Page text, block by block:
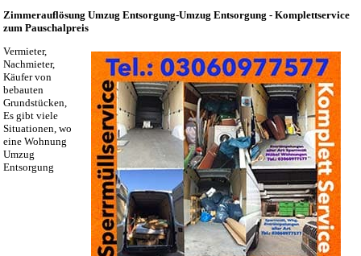
Zimmerauflösung Umzug Entsorgung-Umzug Entsorgung - Komplettservice
zum Pauschalpreis
Vermieter,
Nachmieter,
Käufer von
bebauten
Grundstücken,
Es gibt viele
Situationen, wo
eine Wohnung
Umzug
Entsorgung